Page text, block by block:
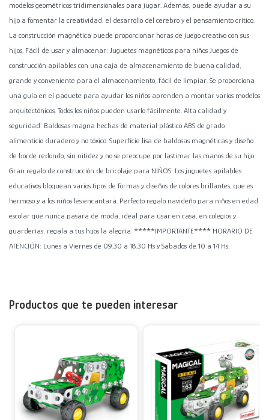
modelos geométricos tridimensionales para jugar. Además, puede ayudar a su
hijo a fomentar la creatividad, el desarrollo del cerebro y el pensamiento crítico.
La construcción magnética puede proporcionar horas de juego creativo con sus
hijos. Fácil de usar y almacenar: Juguetes magnéticos para niños Juegos de
construcción apilables con una caja de almacenamiento de buena calidad,
grande y conveniente para el almacenamiento, fácil de limpiar. Se proporciona
una guía en el paquete para ayudar los niños aprenden a montar varios modelos
arquitectónicos. Todos los niños pueden usarlo fácilmente. Alta calidad y
seguridad: Baldosas magna hechas de material plástico ABS de grado
alimenticio duradero y no tóxico. Superficie lisa de baldosas magnéticas y diseño
de borde redondo, sin nitidez y no se preocupe por lastimar las manos de su hijo.
Gran regalo de construcción de bricolaje para NIÑOS: Los juguetes apilables
educativos bloquean varios tipos de formas y diseños de colores brillantes, que es
hermoso y a los niños les encantará. Perfecto regalo navideño para niños en edad
escolar que nunca pasará de moda, ideal para usar en casa, en colegios y
guarderías, regala a tus hijos la alegría. *****IMPORTANTE**** HORARIO DE
ATENCIÓN: Lunes a Viernes de 09.30 a 18.30 Hs y Sábados de 10 a 14 Hs.
Productos que te pueden interesar